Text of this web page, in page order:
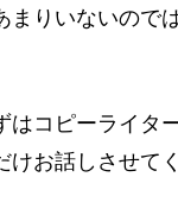
まりいないので
コピーライタ
けお話しさせて